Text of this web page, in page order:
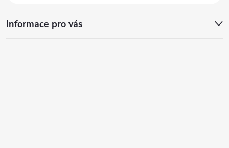
Informace pro vás